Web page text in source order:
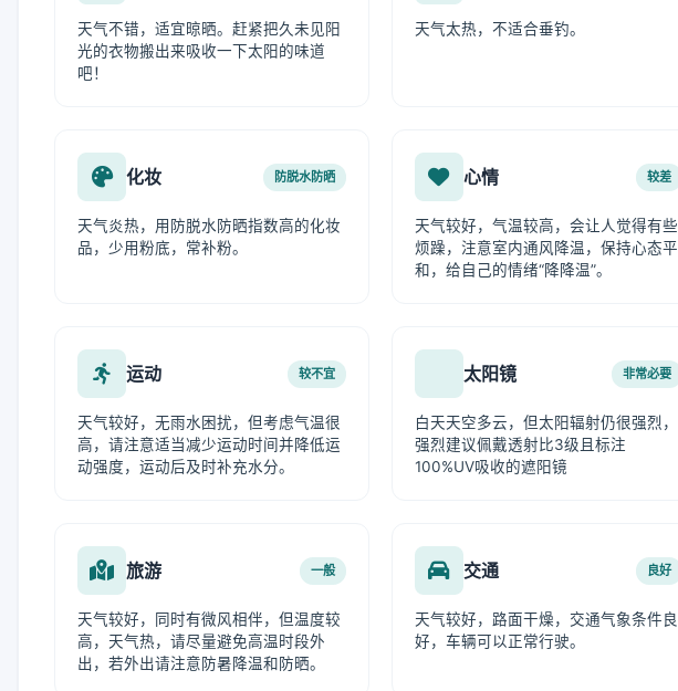
天气不错，适宜晾晒。赶紧把久未见阳
光的衣物搬出来吸收一下太阳的味道
吧！
天气太热，不适合垂钓。
化妆 防脱水防晒
天气炎热，用防脱水防晒指数高的化妆
品，少用粉底，常补粉。
心情 较差
天气较好，气温较高，会让人觉得有些
烦躁，注意室内通风降温，保持心态平
和，给自己的情绪“降降温”。
运动 较不宜
天气较好，无雨水困扰，但考虑气温很
高，请注意适当减少运动时间并降低运
动强度，运动后及时补充水分。
太阳镜 非常必要
白天天空多云，但太阳辐射仍很强烈，
强烈建议佩戴透射比3级且标注
100%UV吸收的遮阳镜
旅游 一般
天气较好，同时有微风相伴，但温度较
高，天气热，请尽量避免高温时段外
出，若外出请注意防暑降温和防晒。
交通 良好
天气较好，路面干燥，交通气象条件良
好，车辆可以正常行驶。